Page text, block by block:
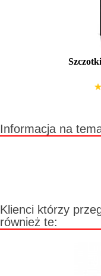
Informacja na
Klienci którzy
również te: